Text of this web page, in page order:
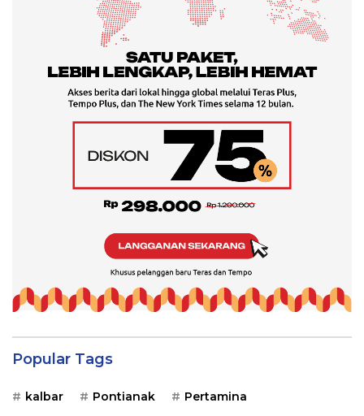
Popular Tags
kalbar Pontianak Pertamina